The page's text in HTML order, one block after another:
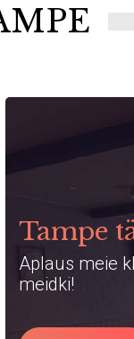
Tampe
Aplaus meie
meidki!